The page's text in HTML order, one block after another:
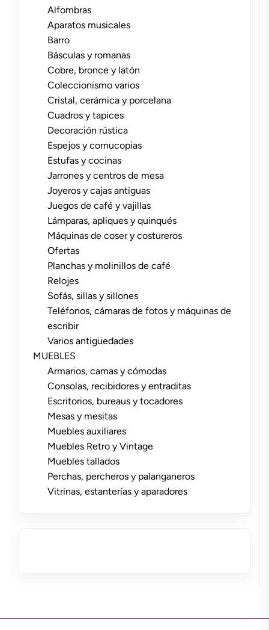
Alfombras
Aparatos musicales
Barro
Básculas y romanas
Cobre, bronce y latón
Coleccionismo varios
Cristal, cerámica y porcelana
Cuadros y tapices
Decoración rústica
Espejos y cornucopias
Estufas y cocinas
Jarrones y centros de mesa
Joyeros y cajas antiguas
Juegos de café y vajillas
Lámparas, apliques y quinqués
Máquinas de coser y costureros
Ofertas
Planchas y molinillos de café
Relojes
Sofás, sillas y sillones
Teléfonos, cámaras de fotos y máquinas de
escribir
Varios antigüedades
MUEBLES
Armarios, camas y cómodas
Consolas, recibidores y entraditas
Escritorios, bureaus y tocadores
Mesas y mesitas
Muebles auxiliares
Muebles Retro y Vintage
Muebles tallados
Perchas, percheros y palanganeros
Vitrinas, estanterías y aparadores